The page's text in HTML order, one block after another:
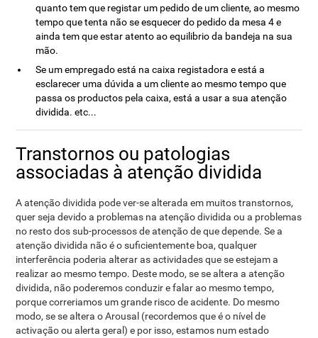
quanto tem que registar um pedido de um cliente, ao mesmo
tempo que tenta não se esquecer do pedido da mesa 4 e
ainda tem que estar atento ao equilibrio da bandeja na sua
mão.
Se um empregado está na caixa registadora e está a
esclarecer uma dúvida a um cliente ao mesmo tempo que
passa os productos pela caixa, está a usar a sua atenção
dividida. etc...
Transtornos ou patologias
associadas à atenção dividida
A atenção dividida pode ver-se alterada em muitos transtornos,
quer seja devido a problemas na atenção dividida ou a problemas
no resto dos sub-processos de atenção de que depende. Se a
atenção dividida não é o suficientemente boa, qualquer
interferência poderia alterar as actividades que se estejam a
realizar ao mesmo tempo. Deste modo, se se altera a atenção
dividida, não poderemos conduzir e falar ao mesmo tempo,
porque correriamos um grande risco de acidente. Do mesmo
modo, se se altera o Arousal (recordemos que é o nível de
activação ou alerta geral) e por isso, estamos num estado